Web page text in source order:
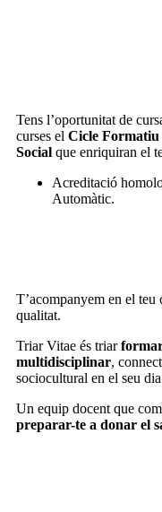
Tens l’oportunitat de
curses el Cicle
Social que enriquiran el
Acreditació
Automàtic.
T’acompanyem en el
qualitat.
Triar Vitae és triar
multidisciplinar,
sociocultural en el seu
Un equip docent que
preparar-te a donar el